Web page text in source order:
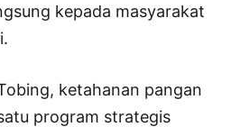
kepada masyarakat
ketahanan pangan
program strategis